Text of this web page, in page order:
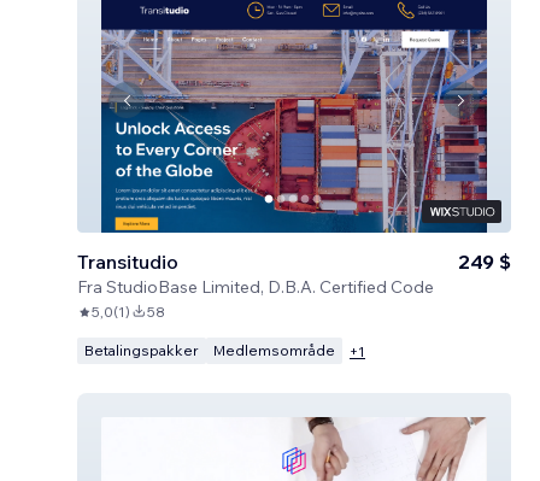
Transitudio
Fra StudioBase Limited, D.B.A. Certified Code
249 $
5,0(1) 58
Betalingspakker Medlemsområde +1